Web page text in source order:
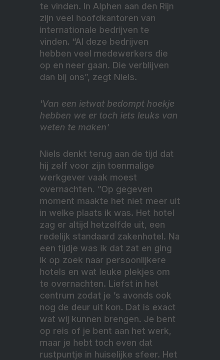
te vinden. In Alphen aan den Rijn
zijn veel hoofdkantoren van
internationale bedrijven te
vinden. “Al deze bedrijven
hebben veel medewerkers die
op en neer gaan. Die verblijven
dan bij ons”, zegt Niels.
'Van een ietwat bedompt hoekje
hebben we er toch iets leuks van
weten te maken'
Niels denkt terug aan de tijd dat
hij zelf voor zijn toenmalige
werkgever vaak moest
overnachten. “Op gegeven
moment maakte het niet meer uit
in welke plaats ik was. Het hotel
zag er altijd hetzelfde uit, een
redelijk standaard zakenhotel. Na
een tijdje was ik dat zat en ging
ik op zoek naar persoonlijkere
hotels en wat leuke plekjes om
te overnachten. Liefst in het
centrum zodat je ’s avonds ook
nog de deur uit kon. Dat is exact
wat wij kunnen brengen. Je bent
op reis of je bent aan het werk,
maar je hebt toch even dat
rustpuntje in huiselijke sfeer. Het